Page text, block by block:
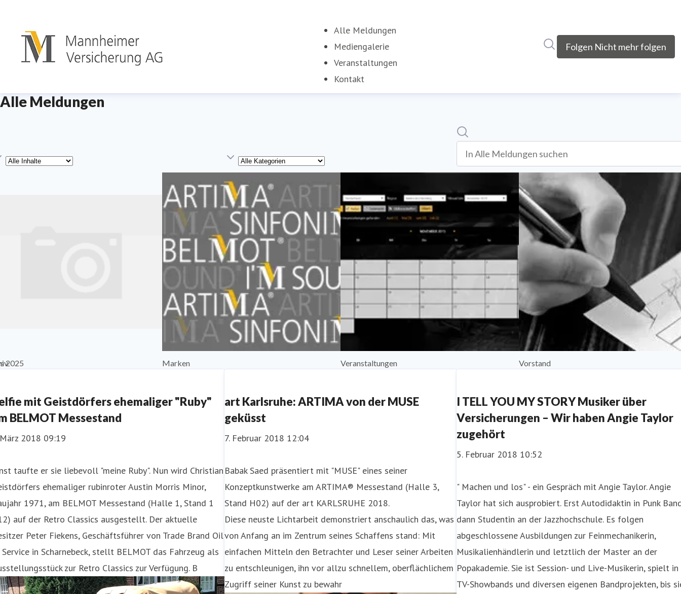
Alle Meldungen
Mediengalerie
Veranstaltungen
Kontakt
Folgen Nicht mehr folgen
Alle Meldungen
Kategorie
Suche
In alle meldungen suchen
2025 Marken Veranstaltungen Vorstand
mit Geistdörfers ehemaliger "Ruby"
BELMOT Messestand
2018 09:19
taufte er sie liebevoll "meine Ruby". Nun wird Christian
ehemaliger rubinroter Austin Morris Minor,
1971, am BELMOT Messestand (Halle 1, Stand 1
auf der Retro Classics ausgestellt. Der aktuelle
Peter Fiekens, Geschäftsführer von Trade Brand Oil
in Scharnebeck, stellt BELMOT das Fahrzeug als
zur Retro Classics zur Verfügung. B
art Karlsruhe: ARTIMA von der MUSE
geküsst
7. Februar 2018 12:04
Babak Saed präsentiert mit "MUSE" eines seiner
Konzeptkunstwerke am ARTIMA® Messestand (Halle 3,
Stand H02) auf der art KARLSRUHE 2018.
Diese neuste Lichtarbeit demonstriert anschaulich das, was
von Anfang an im Zentrum seines Schaffens stand: Mit
einfachen Mitteln den Betrachter und Leser seiner Arbeiten
zu entschleunigen, ihn vor allzu schnellem, oberflächlichem
Zugriff seiner Kunst zu bewahr
I TELL YOU MY STORY Musiker über
Versicherungen – Wir haben Angie Taylor
zugehört
5. Februar 2018 10:52
" Machen und los" - ein Gespräch mit Angie Taylor. Angie
Taylor hat sich ausprobiert. Erst Autodidaktin in Punk
dann Studentin an der Jazzhochschule. Es folgen
abgeschlossene Ausbildungen zur Feinmechanikerin,
Musikalienhändlerin und letztlich der Master an der
Popakademie. Sie ist Session- und Live-Musikerin, spielt in
TV-Showbands und diversen eigenen Bandprojekten, bis